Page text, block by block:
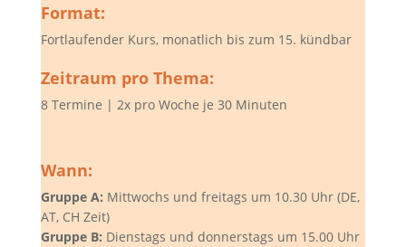
Format:
Fortlaufender Kurs, monatlich bis zum 15. kündbar
Zeitraum pro Thema:
8 Termine | 2x pro Woche je 30 Minuten
Wann:
Gruppe A: Mittwochs und freitags um 10.30 Uhr (DE,
AT, CH Zeit)
Gruppe B: Dienstags und donnerstags um 15.00 Uhr